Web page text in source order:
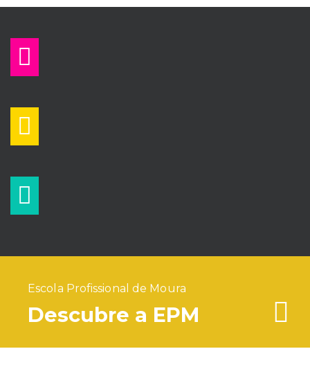
Escola Profissional de Moura
Descubre a EPM